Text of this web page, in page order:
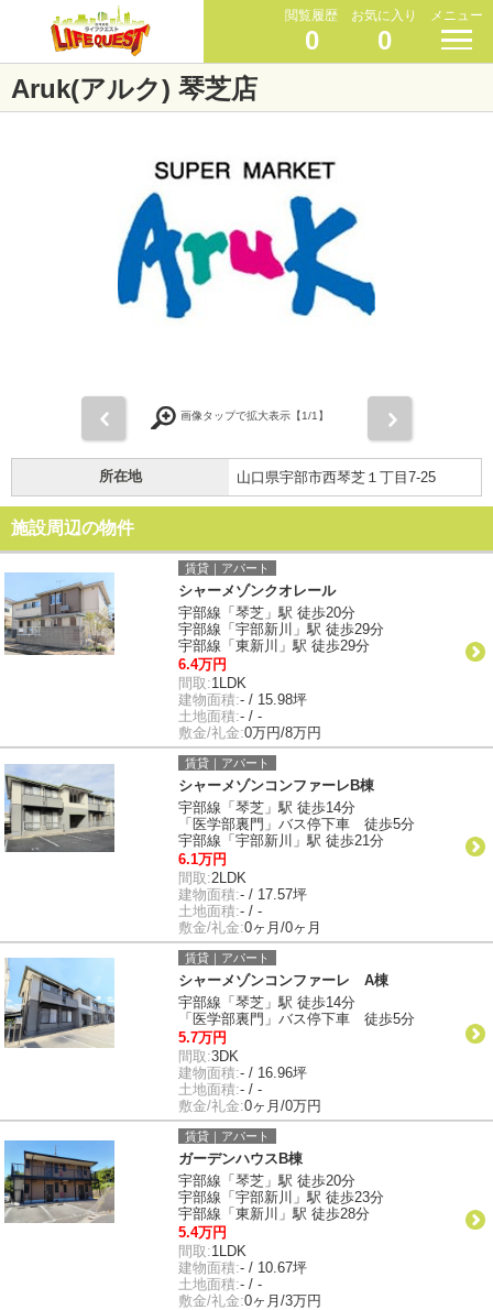
閲覧履歴
0
お気に入り
0
メニュー
Aruk(アルク) 琴芝店
画像タップで拡大表示【1/1】
所在地 山口県宇部市西琴芝１丁目7-25
施設周辺の物件
賃貸｜アパート
シャーメゾンクオレール
宇部線「琴芝」駅 徒歩20分
宇部線「宇部新川」駅 徒歩29分
宇部線「東新川」駅 徒歩29分
6.4万円
間取:1LDK
建物面積:- / 15.98坪
土地面積:- / -
敷金/礼金:0万円/8万円
賃貸｜アパート
シャーメゾンコンファーレB棟
宇部線「琴芝」駅 徒歩14分
「医学部裏門」バス停下車 徒歩5分
宇部線「宇部新川」駅 徒歩21分
6.1万円
間取:2LDK
建物面積:- / 17.57坪
土地面積:- / -
敷金/礼金:0ヶ月/0ヶ月
賃貸｜アパート
シャーメゾンコンファーレ A棟
宇部線「琴芝」駅 徒歩14分
「医学部裏門」バス停下車 徒歩5分
5.7万円
間取:3DK
建物面積:- / 16.96坪
土地面積:- / -
敷金/礼金:0ヶ月/0万円
賃貸｜アパート
ガーデンハウスB棟
宇部線「琴芝」駅 徒歩20分
宇部線「宇部新川」駅 徒歩23分
宇部線「東新川」駅 徒歩28分
5.4万円
間取:1LDK
建物面積:- / 10.67坪
土地面積:- / -
敷金/礼金:0ヶ月/3万円